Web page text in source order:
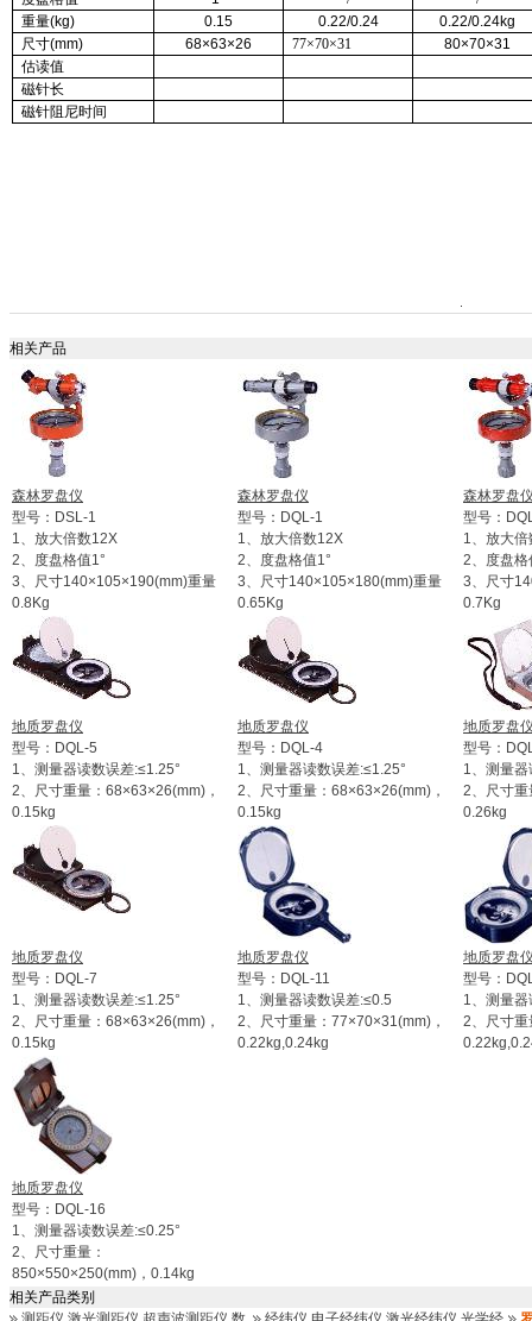
重量(kg) 0.15 0.22/0.24 0.22/0.24kg
尺寸(mm) 68×63×26 77×70×31
80×70×31
估读值
磁针长
磁针阻尼时间
相关产品
森林罗盘仪
型号：DSL-1
1、放大倍数12X
2、度盘格值1°
3、尺寸140×105×190(mm)重量
0.8Kg
森林罗盘仪
型号：DQL-1
1、放大倍数12X
2、度盘格值1°
3、尺寸140×105×180(mm)重量
0.65Kg
森林罗盘
型号：
1、放大
2、度盘格
3、尺寸
0.7Kg
地质罗盘仪
型号：DQL-5
1、测量器读数误差:≤1.25°
2、尺寸重量：68×63×26(mm)，
0.15kg
地质罗盘仪
型号：DQL-4
1、测量器读数误差:≤1.25°
2、尺寸重量：68×63×26(mm)，
0.15kg
地质罗盘
型号：
1、测量
2、尺寸
0.26kg
地质罗盘仪
型号：DQL-7
1、测量器读数误差:≤1.25°
2、尺寸重量：68×63×26(mm)，
0.15kg
地质罗盘仪
型号：DQL-11
1、测量器读数误差:≤0.5
2、尺寸重量：77×70×31(mm)，
0.22kg,0.24kg
地质罗盘
型号：
1、测量
2、尺寸
地质罗盘仪
型号：DQL-16
1、测量器读数误差:≤0.25°
2、尺寸重量：
850×550×250(mm)，0.14kg
相关产品类别